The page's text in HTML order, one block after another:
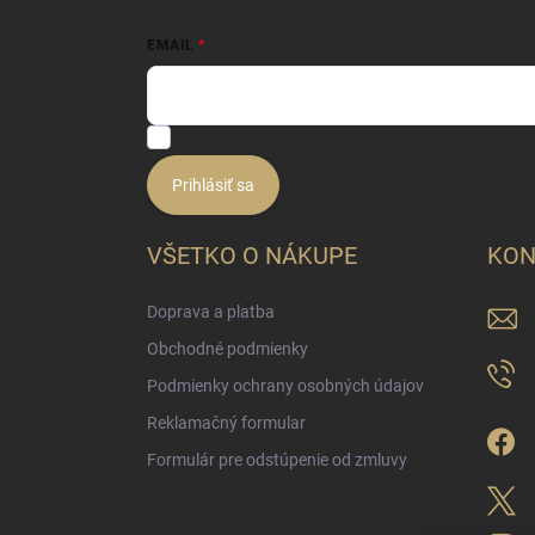
EMAIL
Prihlásiť sa
VŠETKO O NÁKUPE
Doprava a platba
Obchodné podmienky
Podmienky ochrany osobných údajov
Reklamačný formular
Formulár pre odstúpenie od zmluvy